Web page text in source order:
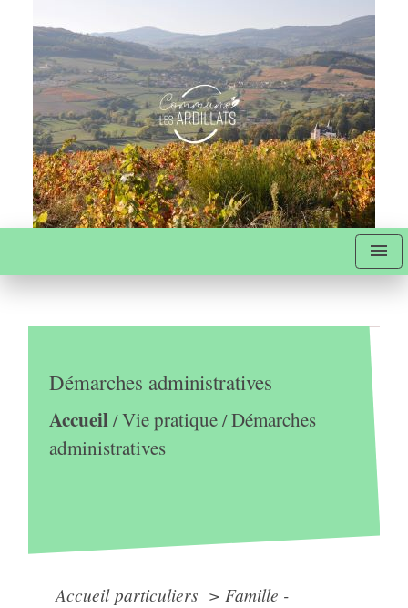
menu
Démarches administratives
Accueil/Vie pratique/Démarches
administratives
Accueil particuliers > Famille -